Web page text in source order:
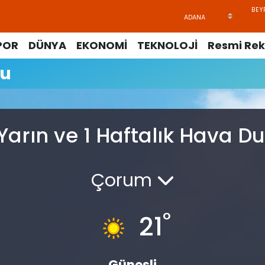
DÜNYA EKONOMİ TEKNOLOJİ Resmi
ve 1 Haftalık Hava
Çorum
21°